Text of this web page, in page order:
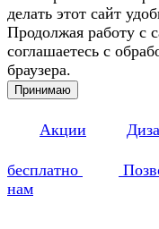
делать этот сайт
Продолжая работу с
соглашаетесь с
браузера.
Принимаю
Акции
бесплатно
нам